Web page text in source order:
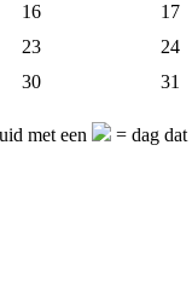
16
17
23
24
30 31
met een = dag dat